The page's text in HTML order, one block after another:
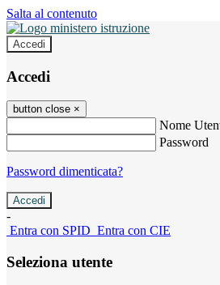
Salta al contenuto
Accedi
Accedi
button close ×
Nome
Password
Password dimenticata?
-
Entra con SPID Entra con CIE
Seleziona utente